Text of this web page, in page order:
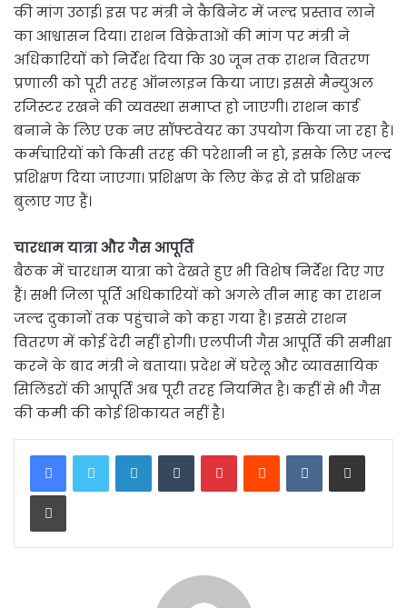
की मांग उठाई। इस पर मंत्री ने कैबिनेट में जल्द प्रस्ताव लाने
का आश्वासन दिया। राशन विक्रेताओं की मांग पर मंत्री ने
अधिकारियों को निर्देश दिया कि 30 जून तक राशन वितरण
प्रणाली को पूरी तरह ऑनलाइन किया जाए। इससे मैन्युअल
रजिस्टर रखने की व्यवस्था समाप्त हो जाएगी। राशन कार्ड
बनाने के लिए एक नए सॉफ्टवेयर का उपयोग किया जा रहा है।
कर्मचारियों को किसी तरह की परेशानी न हो, इसके लिए जल्द
प्रशिक्षण दिया जाएगा। प्रशिक्षण के लिए केंद्र से दो प्रशिक्षक
बुलाए गए हैं।
चारधाम यात्रा और गैस आपूर्ति
बैठक में चारधाम यात्रा को देखते हुए भी विशेष निर्देश दिए गए
हैं। सभी जिला पूर्ति अधिकारियों को अगले तीन माह का राशन
जल्द दुकानों तक पहुंचाने को कहा गया है। इससे राशन
वितरण में कोई देरी नहीं होगी। एलपीजी गैस आपूर्ति की समीक्षा
करने के बाद मंत्री ने बताया। प्रदेश में घरेलू और व्यावसायिक
सिलिंडरों की आपूर्ति अब पूरी तरह नियमित है। कहीं से भी गैस
की कमी की कोई शिकायत नहीं है।
LinkedInTumblrPinterestReddit VKontakteShare via Email
Print